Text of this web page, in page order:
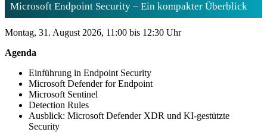
Microsoft Endpoint Security – Ein kompakter Überblick
Montag, 31. August 2026, 11:00 bis 12:30 Uhr
Agenda
Einführung in Endpoint Security
Microsoft Defender for Endpoint
Microsoft Sentinel
Detection Rules
Ausblick: Microsoft Defender XDR und KI-gestützte
Security